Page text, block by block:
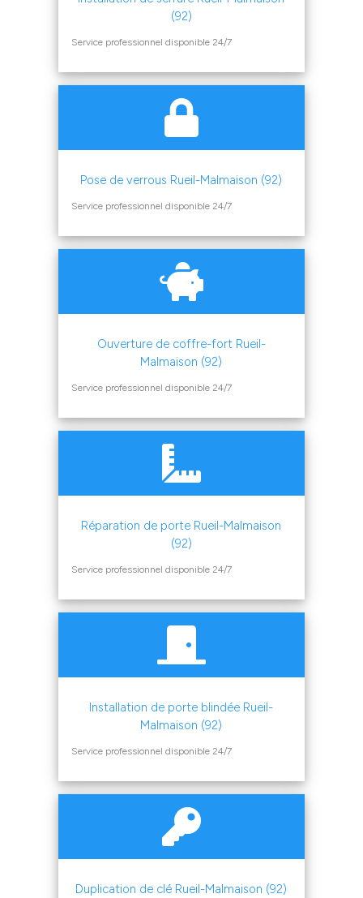
(92)
Service professionnel disponible 24/7
Pose de verrous Rueil-Malmaison (92)
Service professionnel disponible 24/7
Ouverture de coffre-fort Rueil-
Malmaison (92)
Service professionnel disponible 24/7
Réparation de porte Rueil-Malmaison
(92)
Service professionnel disponible 24/7
Installation de porte blindée Rueil-
Malmaison (92)
Service professionnel disponible 24/7
Duplication de clé Rueil-Malmaison (92)